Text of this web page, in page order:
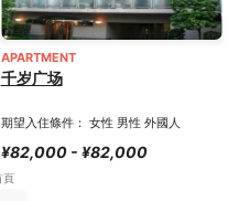
APARTMENT
千岁广场
期望入住條件： 女性 男性 外國人
¥82,000 - ¥82,000